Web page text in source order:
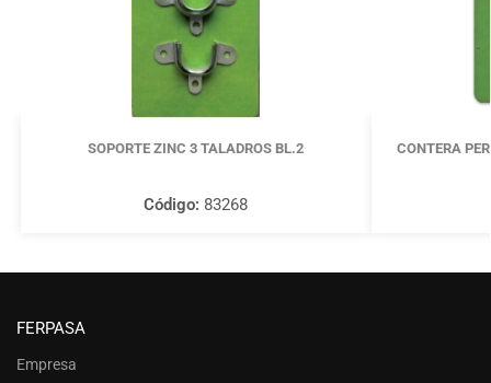
SOPORTE ZINC 3 TALADROS BL.2
Código: 83268
CONTERA
FERPASA
Empresa